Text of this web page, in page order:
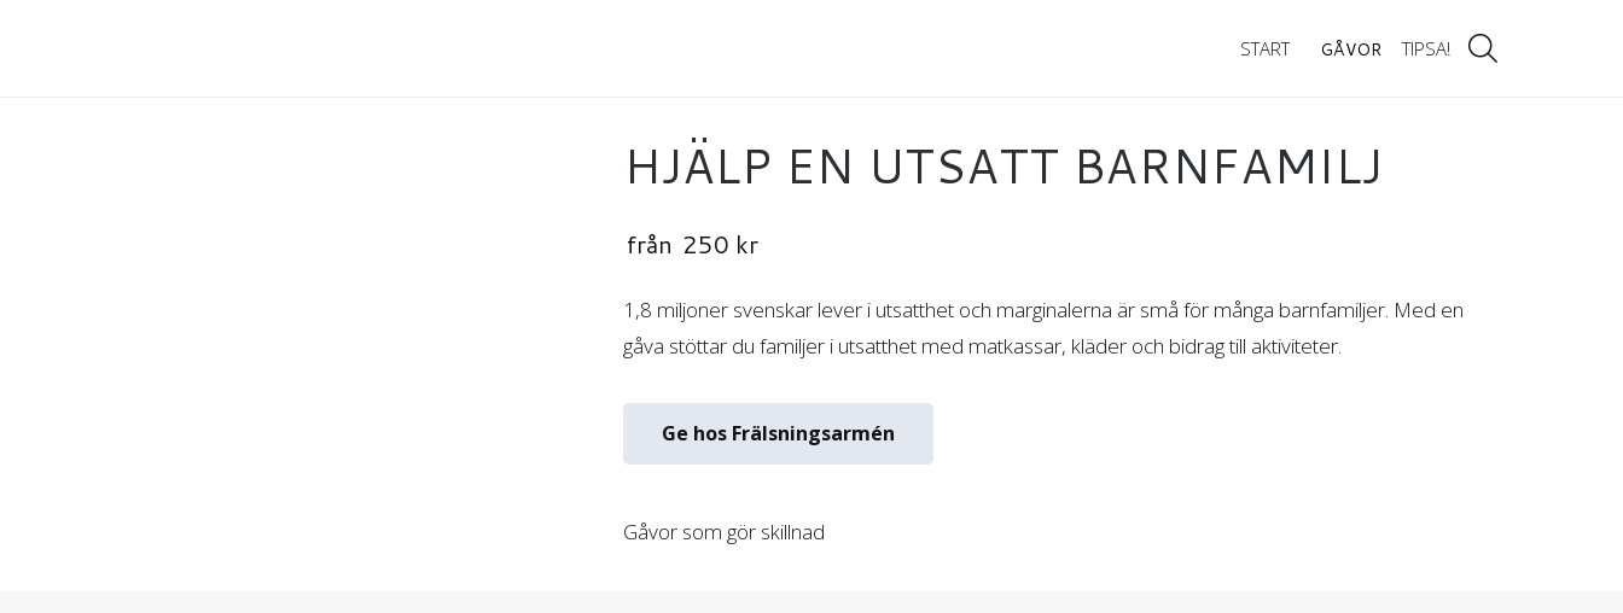
START GÅVOR TIPSA!
HJÄLP EN UTSATT BARNFAMILJ
från 250 kr
1,8 miljoner svenskar lever i utsatthet och marginalerna är små för många barnfamiljer. Med en
gåva stöttar du familjer i utsatthet med matkassar, kläder och bidrag till aktiviteter.
Ge hos Frälsningsarmén
Gåvor som gör skillnad